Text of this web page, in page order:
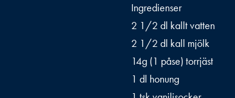
Ingredienser
2 1/2 dl kallt vatten
2 1/2 dl kall mjölk
14g (1 påse) torrjäst
1 dl honung